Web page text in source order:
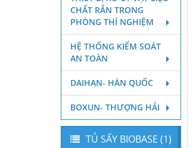
CHẤT RẮN TRONG
PHÒNG THÍ NGHIỆM
HỆ THỐNG KIỂM SOÁT
AN TOÀN
DAIHAN- HÀN QUỐC
BOXUN- THƯỢNG HẢI
TỦ SẤY BIOBASE (1)